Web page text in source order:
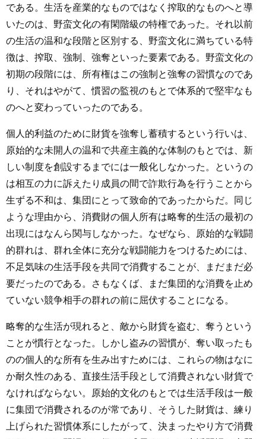
である。生活を産業的なものではなく搾取的なものへと導
いたのは、野蛮文化の有閑階級の特権であった。それ以前
の生活の温和な段階と区別する、野蛮文化に満ちている特
徴は、搾取、強制、強奪といった要素である。野蛮文化の
初期の段階には、所有権はこの強制と強奪の習慣なのであ
り、それはやがて、慣習の監視のもとで体系的で堅牢なも
のへと変わっていったのである。
個人的利益のために財貨を強奪し蓄積するという行いは、
原始的な未開人の温和で共産主義的な体制のもとでは、新
しい制度を創設するまでには一般化しなかった。というの
は相互の力に訴えたり成員の間で詐欺行為を行うことから
生ずる不和は、集団にとって致命的であったからだ。同じ
ような理由から、消費財の個人所有は略奪的生活の最初の
出現にはなんら関与しなかった。なぜなら、原始的な戦闘
的群れは、群れ全体に充分な戦闘能力をつけるためには、
不足気味の生活手段を共同で消費することが、まだまだ必
要だったのである。さもなくば、まだ集団的な消費を止め
ていない競争相手の群れの前に屈伏することになる。
略奪的な生活が現れると、敵から財貨を盗む、奪うという
ことが慣行となった。しかし盗みの習慣が、奪い取ったも
のの個人的な所有を生み出すためには、これらの物はなに
か耐久性のある、直接生活手段として消費されない財貨で
なければならない。原始的文化のもとでは生活手段は一般
に集団で消費されるのが常であり、そうした財貨は、練り
上げられた習慣体系にしたがって、決まったやり方で消費